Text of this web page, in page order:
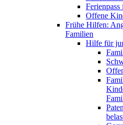
Offene
Frühe Hilfen:
Familien
Hilfe für